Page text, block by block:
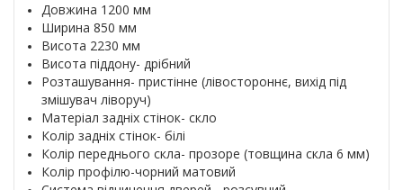
Довжина 1200 мм
Ширина 850 мм
Висота 2230 мм
Висота піддону- дрібний
Розташування- пристінне (лівостороннє, вихід під
змішувач ліворуч)
Матеріал задніх стінок- скло
Колір задніх стінок- білі
Колір переднього скла- прозоре (товщина скла 6 мм)
Колір профілю-чорний матовий